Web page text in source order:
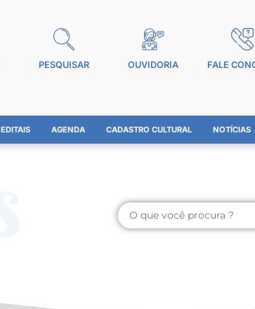
PESQUISAR OUVIDORIA FALE
EDITAIS AGENDA CADASTRO CULTURAL NOTÍCIAS